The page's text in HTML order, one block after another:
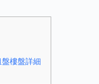
盤樓盤詳細